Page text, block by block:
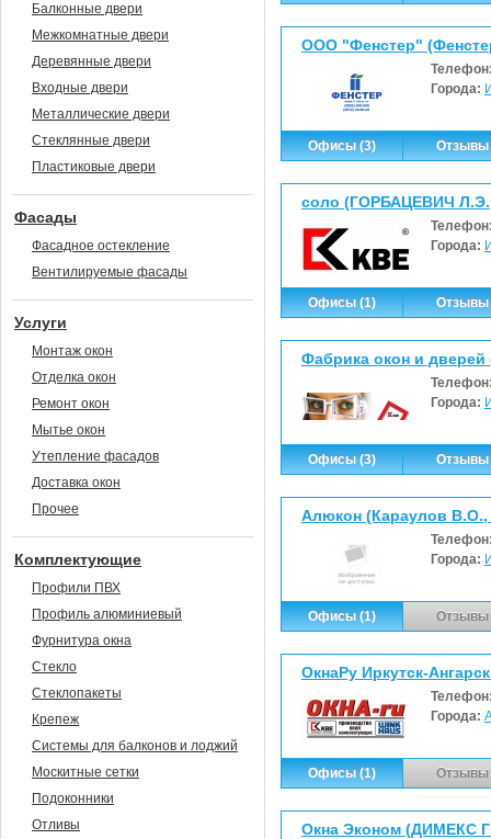
ООО "Фенстер"
Города:
Офисы (3) Отзывы
соло (ГОРБАЦЕВИЧ
Города:
Офисы (1) Отзывы
Фабрика окон и
Города:
Офисы (3) Отзывы
Алюкон (Караулов
Города:
Офисы (1) Отзывы
ОкнаРу Иркутск-
Города:
Офисы (1) Отзывы
Окна Эконом (ДИМЕКС
Балконные двери
Межкомнатные двери
Деревянные двери
Входные двери
Металлические двери
Стеклянные двери
Пластиковые двери
Фасады
Фасадное остекление
Вентилируемые фасады
Услуги
Монтаж окон
Отделка окон
Ремонт окон
Мытье окон
Утепление фасадов
Доставка окон
Прочее
Комплектующие
Профили ПВХ
Профиль алюминиевый
Фурнитура окна
Стекло
Стеклопакеты
Крепеж
Системы для балконов и лоджий
Москитные сетки
Подоконники
Отливы